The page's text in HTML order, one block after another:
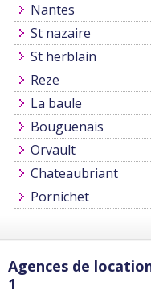
Nantes
St nazaire
St herblain
Reze
La baule
Bouguenais
Orvault
Chateaubriant
Pornichet
Agences de location
1